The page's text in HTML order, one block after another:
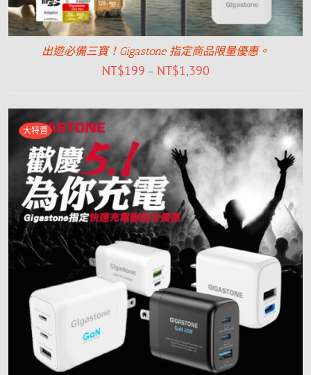
出遊必備三寶！Gigastone 指定商品限量優惠。
NT$199 – NT$1,390
大特賣